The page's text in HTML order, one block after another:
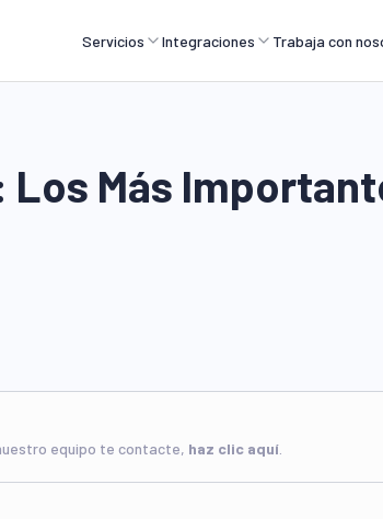
Servicios Integraciones Trabaja con
Más
equipo te contacte, haz clic aquí